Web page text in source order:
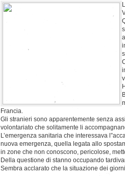
Francia.
Gli stranieri sono apparentemente senza
volontariato che solitamente li
L’emergenza sanitaria che interessava
nuova emergenza, quella legata allo
in zone che non conoscono, pericolose,
Della questione di stanno occupando
Sembra acclarato che la situazione dei